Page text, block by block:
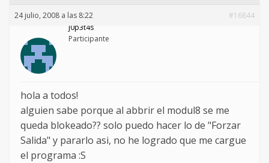
Entrar
Crear Cuenta
24 julio, 2008 a las 8:22
#16844
j0p3t4s
Participante
hola a todos!
alguien sabe porque al abbrir el modul8 se me
queda blokeado?? solo puedo hacer lo de "Forzar
Salida" y pararlo asi, no he logrado que me cargue
el programa :S